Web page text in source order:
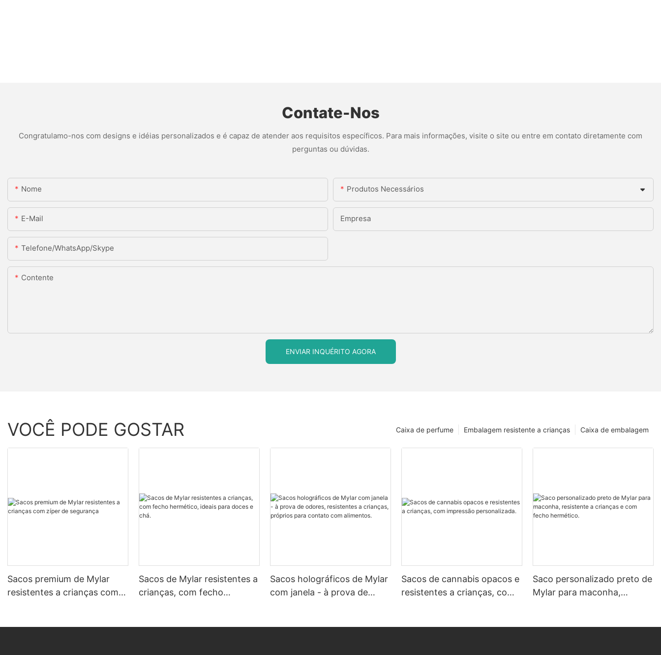
Contate-Nos
Congratulamo-nos com designs e idéias personalizados e é capaz de atender aos requisitos específicos. Para mais informações, visite o site ou entre em contato diretamente com
perguntas ou dúvidas.
Nome Produtos Necessários
E-Mail Empresa
Telefone/WhatsApp/Skype
Contente
ENVIAR INQUÉRITO AGORA
VOCÊ PODE GOSTAR Caixa de embalagem
Embalagem resistente a crianças
Caixa de perfume
Sacos premium de Mylar
resistentes a crianças com
Sacos de Mylar resistentes a
crianças, com fecho
Sacos holográficos de Mylar
com janela - à prova de
Sacos de cannabis opacos e
resistentes a crianças, com
Saco personalizado preto de
Mylar para maconha,